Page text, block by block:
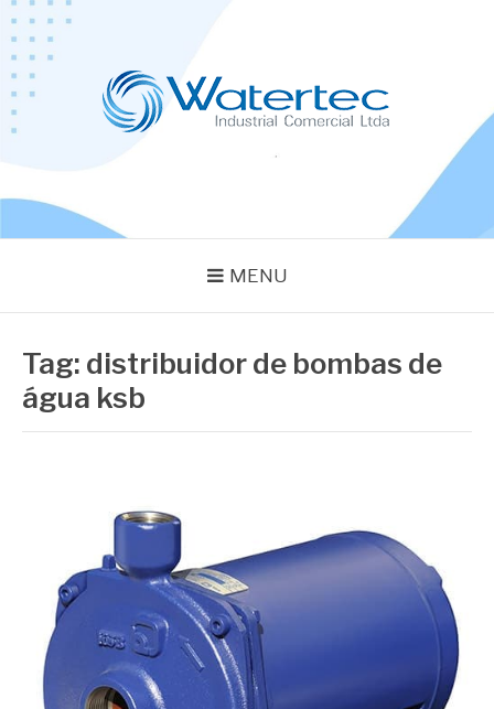
Pular
para
conteúdo
MENU
Tag: distribuidor de bombas de
água ksb